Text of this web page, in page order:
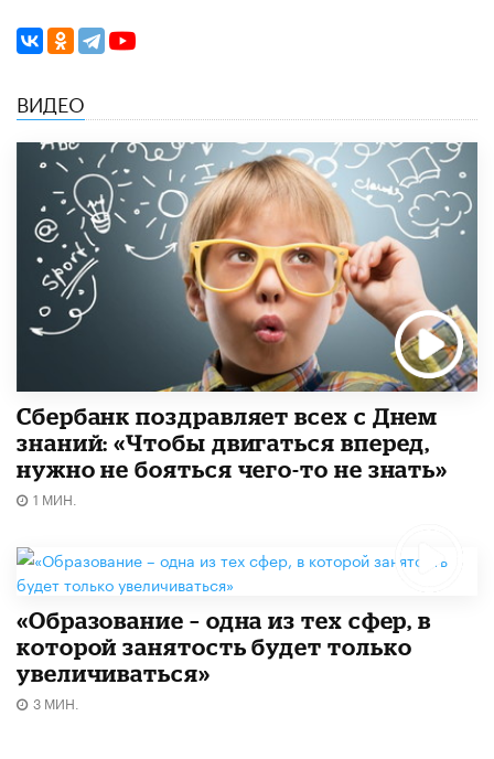
ВИДЕО
Сбербанк поздравляет всех с Днем
знаний: «Чтобы двигаться вперед,
нужно не бояться чего-то не знать»
1 МИН.
«Образование – одна из тех сфер, в
которой занятость будет только
увеличиваться»
3 МИН.